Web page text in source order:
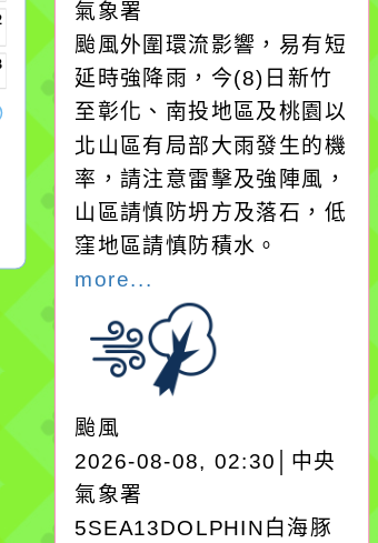
氣象署
颱風外圍環流影響，易有短
延時強降雨，今(8)日新竹
至彰化、南投地區及桃園以
北山區有局部大雨發生的機
率，請注意雷擊及強陣風，
山區請慎防坍方及落石，低
窪地區請慎防積水。
more...
颱風
2026-08-08, 02:30│中央
氣象署
5SEA13DOLPHIN白海豚